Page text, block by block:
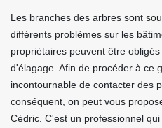
Les branches des arbres sont
différents problèmes sur les
propriétaires peuvent être
d'élagage. Afin de procéder à ce
incontournable de contacter des
conséquent, on peut vous
Cédric. C'est un professionnel